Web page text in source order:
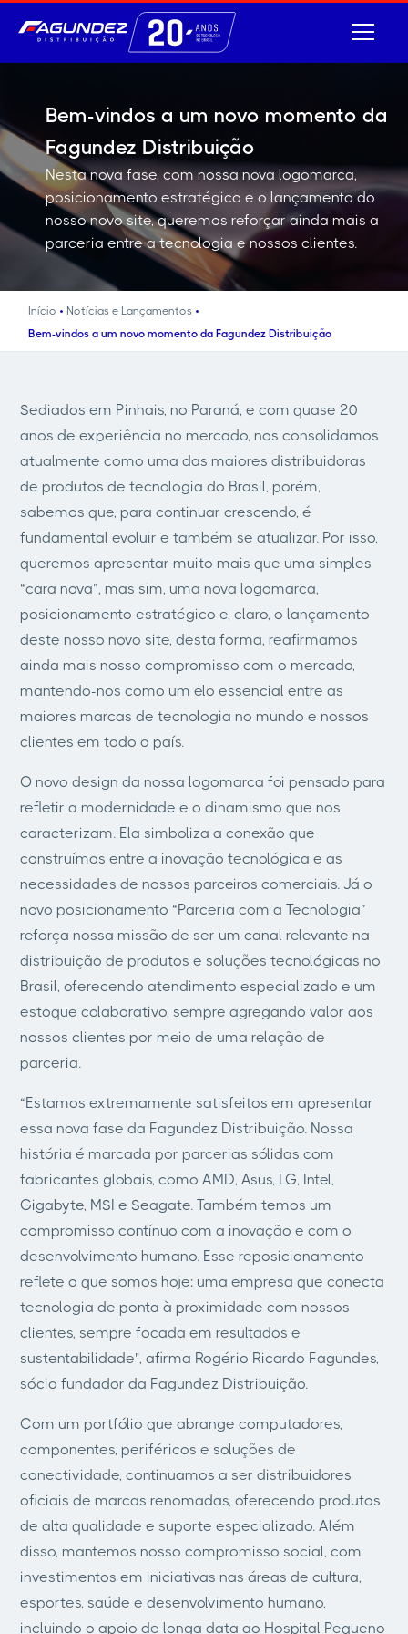
Bem-vindos a um novo momento da
Fagundez Distribuição
Nesta nova fase, com nossa nova logomarca,
posicionamento estratégico e o lançamento do
nosso novo site, queremos reforçar ainda mais a
parceria entre a tecnologia e nossos clientes.
Início • Notícias e Lançamentos •
Bem-vindos a um novo momento da Fagundez Distribuição
Sediados em Pinhais, no Paraná, e com quase 20
anos de experiência no mercado, nos consolidamos
atualmente como uma das maiores distribuidoras
de produtos de tecnologia do Brasil, porém,
sabemos que, para continuar crescendo, é
fundamental evoluir e também se atualizar. Por isso,
queremos apresentar muito mais que uma simples
“cara nova”, mas sim, uma nova logomarca,
posicionamento estratégico e, claro, o lançamento
deste nosso novo site, desta forma, reafirmamos
ainda mais nosso compromisso com o mercado,
mantendo-nos como um elo essencial entre as
maiores marcas de tecnologia no mundo e nossos
clientes em todo o país.
O novo design da nossa logomarca foi pensado para
refletir a modernidade e o dinamismo que nos
caracterizam. Ela simboliza a conexão que
construímos entre a inovação tecnológica e as
necessidades de nossos parceiros comerciais. Já o
novo posicionamento “Parceria com a Tecnologia”
reforça nossa missão de ser um canal relevante na
distribuição de produtos e soluções tecnológicas no
Brasil, oferecendo atendimento especializado e um
estoque colaborativo, sempre agregando valor aos
nossos clientes por meio de uma relação de
parceria.
“Estamos extremamente satisfeitos em apresentar
essa nova fase da Fagundez Distribuição. Nossa
história é marcada por parcerias sólidas com
fabricantes globais, como AMD, Asus, LG, Intel,
Gigabyte, MSI e Seagate. Também temos um
compromisso contínuo com a inovação e com o
desenvolvimento humano. Esse reposicionamento
reflete o que somos hoje: uma empresa que conecta
tecnologia de ponta à proximidade com nossos
clientes, sempre focada em resultados e
sustentabilidade", afirma Rogério Ricardo Fagundes,
sócio fundador da Fagundez Distribuição.
Com um portfólio que abrange computadores,
componentes, periféricos e soluções de
conectividade, continuamos a ser distribuidores
oficiais de marcas renomadas, oferecendo produtos
de alta qualidade e suporte especializado. Além
disso, mantemos nosso compromisso social, com
investimentos em iniciativas nas áreas de cultura,
esportes, saúde e desenvolvimento humano,
incluindo o apoio de longa data ao Hospital Pequeno